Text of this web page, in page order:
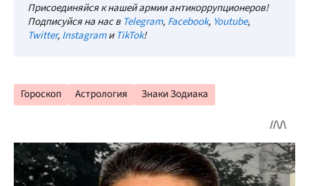
Присоединяйся к нашей армии антикоррупционеров!
Подписуйся на нас в Telegram, Facebook, Youtube,
Twitter, InstagramиTikTok!
Гороскоп Астрология Знаки Зодиака